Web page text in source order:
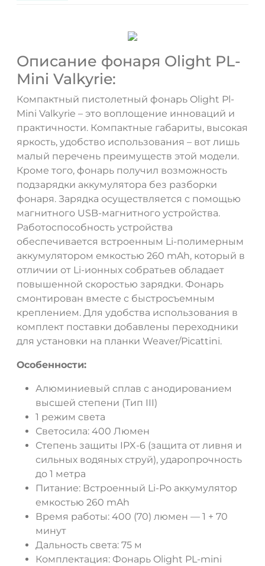
Описание фонаря Olight PL-
Mini Valkyrie:
Компактный пистолетный фонарь Olight Pl-
Mini Valkyrie – это воплощение инноваций и
практичности. Компактные габариты, высокая
яркость, удобство использования – вот лишь
малый перечень преимуществ этой модели.
Кроме того, фонарь получил возможность
подзарядки аккумулятора без разборки
фонаря. Зарядка осуществляется с помощью
магнитного USB-магнитного устройства.
Работоспособность устройства
обеспечивается встроенным Li-полимерным
аккумулятором емкостью 260 mAh, который в
отличии от Li-ионных собратьев обладает
повышенной скоростью зарядки. Фонарь
смонтирован вместе с быстросъемным
креплением. Для удобства использования в
комплект поставки добавлены переходники
для установки на планки Weaver/Picattini.
Особенности:
Алюминиевый сплав с анодированием
высшей степени (Тип III)
1 режим света
Светосила: 400 Люмен
Степень защиты IPX-6 (защита от ливня и
сильных водяных струй), ударопрочность
до 1 метра
Питание: Встроенный Li-Po аккумулятор
емкостью 260 mAh
Время работы: 400 (70) люмен — 1 + 70
минут
Дальность света: 75 м
Комплектация: Фонарь Olight PL-mini